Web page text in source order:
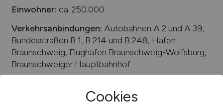
Einwohner: ca. 250.000
Verkehrsanbindungen: Autobahnen A 2 und A 39,
Bundesstraßen B 1, B 214 und B 248, Hafen
Braunschweig, Flughafen Braunschweig-Wolfsburg,
Braunschweiger Hauptbahnhof
Salzgitter, Cremlingen, Landkreis Gifhorn,
Cookies